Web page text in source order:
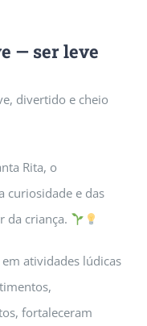
— ser leve
divertido e cheio
Rita, o
curiosidade e das
da criança.
atividades lúdicas
fortaleceram